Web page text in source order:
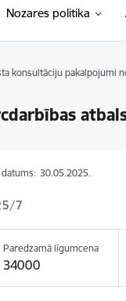
Nozares politika
konsultāciju pakalpojumi
30.05.2025.
7
Paredzamā līgumcena
34000